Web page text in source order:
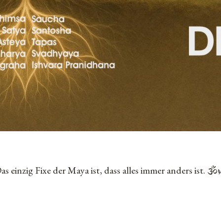
einzig Fixe der Maya ist, dass alles immer anders ist.